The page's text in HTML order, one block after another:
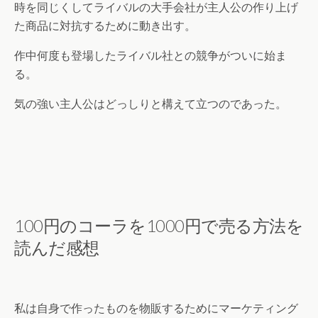
時を同じくしてライバルの大手会社が主人公の作り上げ
た商品に対抗するために動き出す。
作中何度も登場したライバル社との競争がついに始ま
る。
気の強い主人公はどっしりと構えて立つのであった。
100円のコーラを1000円で売る方法を
読んだ感想
私は自身で作ったものを物販するためにマーケティング